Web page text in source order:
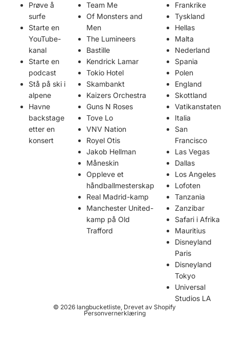
Prøve å
surfe
Starte en
YouTube-
kanal
Starte en
podcast
Stå på ski i
alpene
Havne
backstage
etter en
konsert
Team Me
Of Monsters and
Men
The Lumineers
Bastille
Kendrick Lamar
Tokio Hotel
Skambankt
Kaizers Orchestra
Guns N Roses
Tove Lo
VNV Nation
Royel Otis
Jakob Hellman
Måneskin
Oppleve et
håndballmesterskap
Real Madrid-kamp
Manchester United-
kamp på Old
Trafford
Frankrike
Tyskland
Hellas
Malta
Nederland
Spania
Polen
England
Skottland
Vatikanstaten
Italia
San
Francisco
Las Vegas
Dallas
Los Angeles
Lofoten
Tanzania
Zanzibar
Safari i Afrika
Mauritius
Disneyland
Paris
Disneyland
Tokyo
Universal
Studios LA
© 2026 langbucketliste, Drevet av Shopify
Personvernerklæring